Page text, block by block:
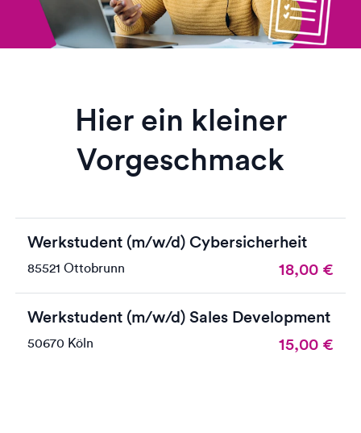
Hier ein kleiner
Vorgeschmack
Werkstudent (m/w/d) Cybersicherheit
85521 Ottobrunn 18,00 €
Werkstudent (m/w/d) Sales Development
50670 Köln 15,00 €